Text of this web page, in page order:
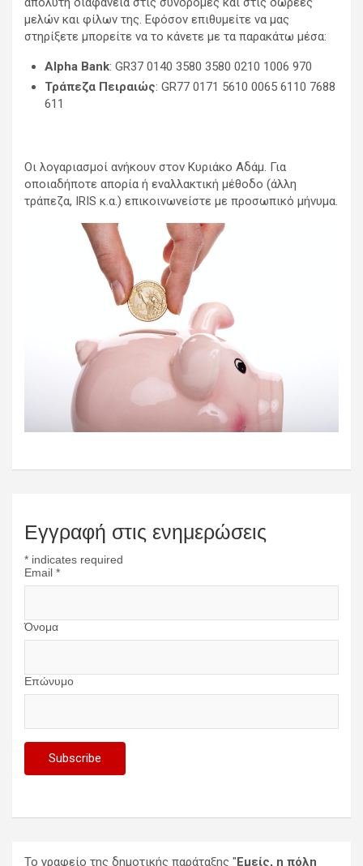
μελών και φίλων της. Εφόσον επιθυμείτε να μας
στηρίξετε μπορείτε να το κάνετε με τα παρακάτω μέσα:
Alpha Bank: GR37 0140 3580 3580 0210 1006 970
Τράπεζα Πειραιώς: GR77 0171 5610 0065 6110 7688
611
Οι λογαριασμοί ανήκουν στον Κυριάκο Αδάμ. Για
οποιαδήποτε απορία ή εναλλακτική μέθοδο (άλλη
τράπεζα, IRIS κ.α.) επικοινωνείστε με προσωπικό μήνυμα.
Εγγραφή στις ενημερώσεις
* indicates required
Email *
Όνομα
Επώνυμο
Το γραφείο της δημοτικής παράταξης " Εμείς, η πόλη